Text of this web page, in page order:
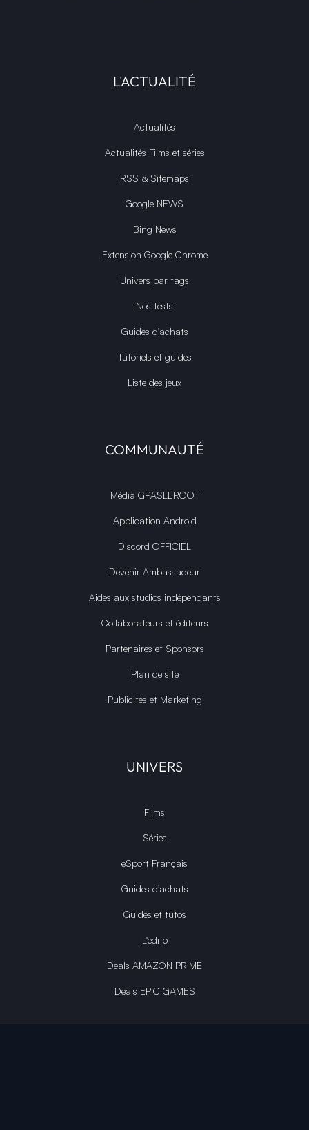
L'ACTUALITÉ
Actualités
Actualités Films et séries
RSS & Sitemaps
Google NEWS
Bing News
Extension Google Chrome
Univers par tags
Nos tests
Guides d'achats
Tutoriels et guides
Liste des jeux
COMMUNAUTÉ
Média GPASLEROOT
Application Android
Discord OFFICIEL
Devenir Ambassadeur
Aides aux studios indépendants
Collaborateurs et éditeurs
Partenaires et Sponsors
Plan de site
Publicités et Marketing
UNIVERS
Films
Séries
eSport Français
Guides d’achats
Guides et tutos
L'édito
Deals AMAZON PRIME
Deals EPIC GAMES